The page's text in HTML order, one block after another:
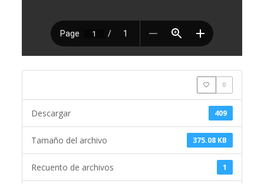
0
409
Descargar
375.08 KB
Tamaño del archivo
1
Recuento de archivos